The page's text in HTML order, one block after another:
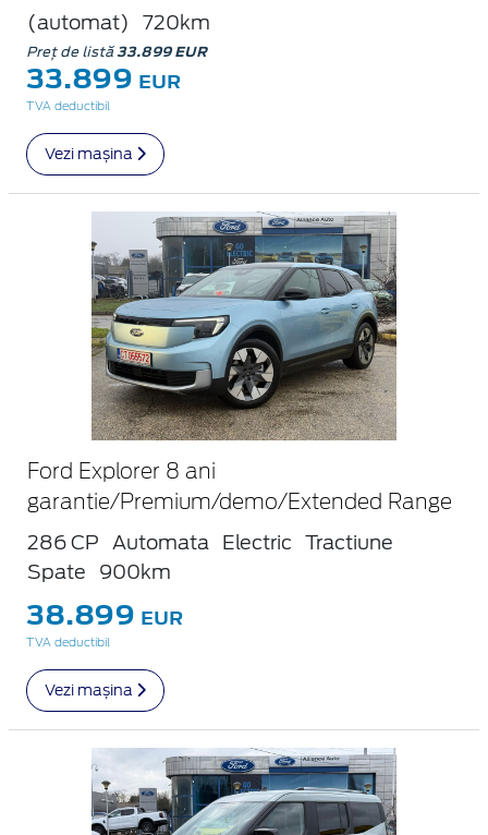
(automat)
720km
Preț de listă33.899 EUR
33.899 EUR
TVA deductibil
Vezi mașina
Ford Explorer 8 ani
garantie/Premium/demo/Extended Range
286 CP Automata Electric
Tractiune
Spate
900km
38.899 EUR
TVA deductibil
Vezi mașina